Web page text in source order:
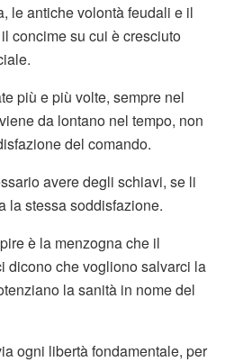
le antiche volontà feudali e il
concime su cui è cresciuto
più e più volte, sempre nel
da lontano nel tempo, non
del comando.
avere degli schiavi, se li
la stessa soddisfazione.
è la menzogna che il
dicono che vogliono salvarci la
la sanità in nome del
ogni libertà fondamentale, per